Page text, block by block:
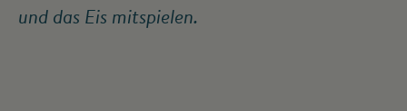
und das Eis mitspielen.